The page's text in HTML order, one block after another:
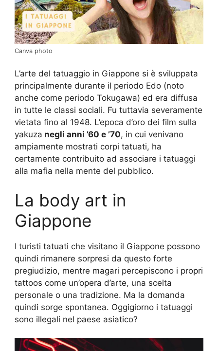
Canva photo
L’arte del tatuaggio in Giappone si è sviluppata
principalmente durante il periodo Edo (noto
anche come periodo Tokugawa) ed era diffusa
in tutte le classi sociali. Fu tuttavia severamente
vietata fino al 1948. L’epoca d’oro dei film sulla
yakuza negli anni ’60 e ’70, in cui venivano
ampiamente mostrati corpi tatuati, ha
certamente contribuito ad associare i tatuaggi
alla mafia nella mente del pubblico.
La body art in
Giappone
I turisti tatuati che visitano il Giappone possono
quindi rimanere sorpresi da questo forte
pregiudizio, mentre magari percepiscono i propri
tattoos come un’opera d’arte, una scelta
personale o una tradizione. Ma la domanda
quindi sorge spontanea. Oggigiorno i tatuaggi
sono illegali nel paese asiatico?